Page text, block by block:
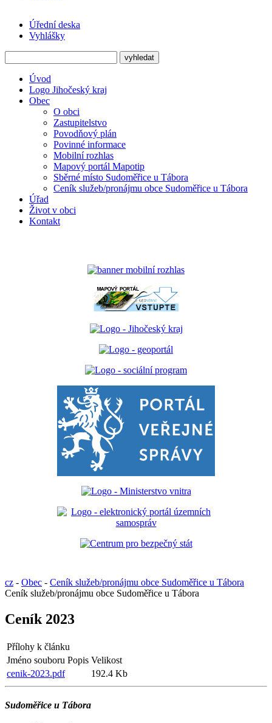
Úřední deska
Vyhlášky
Úvod
Logo Jihočeský kraj
Obec
O obci
Zastupitelstvo
Povodňový plán
Povinné informace
Mobilní rozhlas
Mapový portál Mapotip
Sběrné místo Sudoměřice u Tábora
Ceník služeb/pronájmu obce Sudoměřice u Tábora
Úřad
Život v obci
Kontakt
cz - Obec - Ceník služeb/pronájmu obce Sudoměřice u Tábora
Ceník služeb/pronájmu obce Sudoměřice u Tábora
Ceník 2023
Přílohy k článku
Jméno souboru Popis Velikost
cenik-2023.pdf
192.4 Kb
Sudoměřice u Tábora